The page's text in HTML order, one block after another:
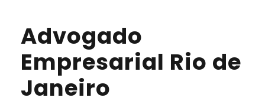
Advogado
Empresarial Rio de
Janeiro